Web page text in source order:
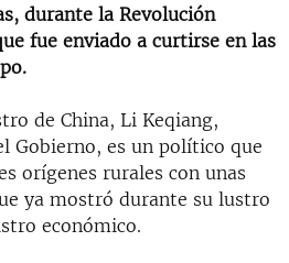
UCRANIA
durante la Revolución
fue enviado a curtirse en las
de China, Li Keqiang,
Gobierno, es un político que
orígenes rurales con unas
ya mostró durante su lustro
económico.